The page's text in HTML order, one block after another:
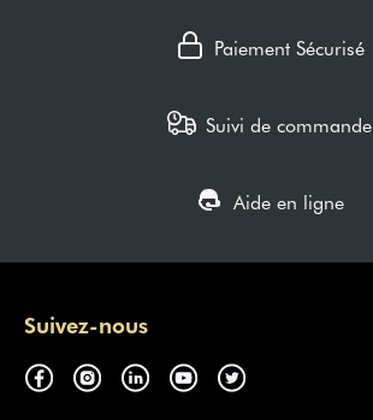
Paiement Sécurisé
Suivi de commande
Aide en ligne
Suivez-nous